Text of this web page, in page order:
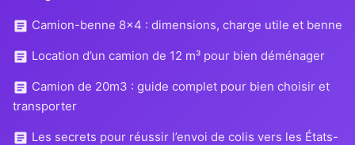
Camion-benne 8×4 : dimensions, charge utile et benne
Location d’un camion de 12 m³ pour bien déménager
Camion de 20m3 : guide complet pour bien choisir et
transporter
Les secrets pour réussir l’envoi de colis vers les États-